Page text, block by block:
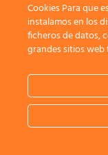
Cookies Para que
instalamos en los
ficheros de datos,
grandes sitios